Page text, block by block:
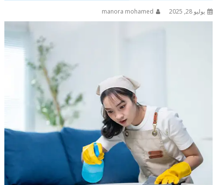
يوليو 28, 2025 manora mohamed